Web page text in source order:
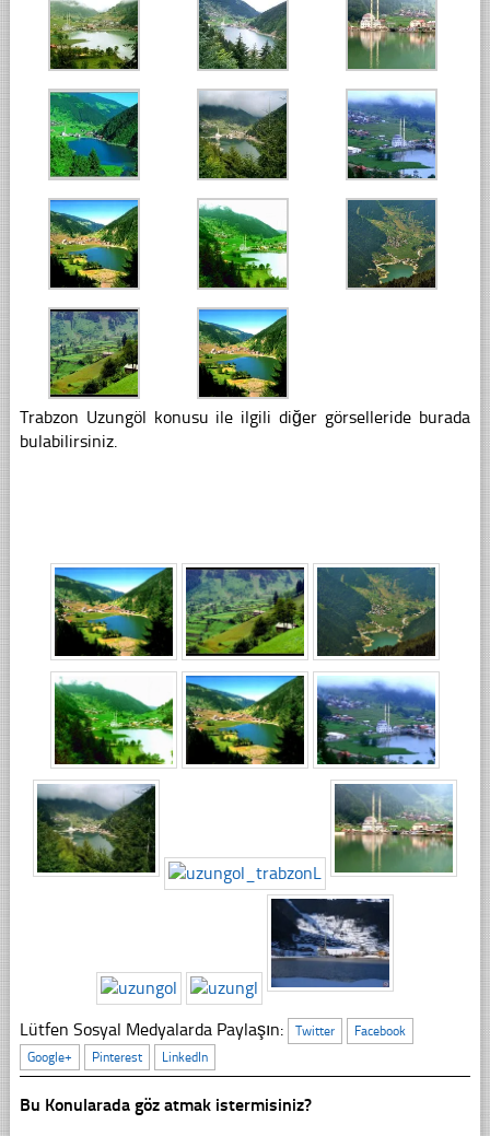
Trabzon Uzungöl konusu ile ilgili diğer görselleride burada
bulabilirsiniz.
Lütfen Sosyal Medyalarda Paylaşın: Twitter
Facebook
Google+
Pinterest LinkedIn
Bu Konularada göz atmak istermisiniz?